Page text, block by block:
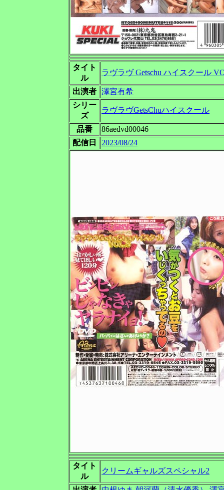
タイト
ル
ラヴラヴ Getschu ハイスクール
出演者 澤宮有希
シリー
ズ
ラヴラヴGetsChuハイスクール
品番
86aedvd00046
配信日
2023/08/24
タイト
ル
クリームギャルズスペシャル2